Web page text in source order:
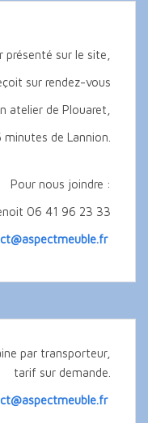
présenté sur le site,
sur rendez-vous
atelier de Plouaret,
minutes de Lannion.
Pour nous joindre :
06 41 96 23 33
par transporteur,
tarif sur demande.